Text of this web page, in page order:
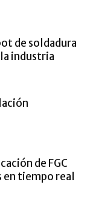
de soldadura
industria
de FGC
en tiempo real